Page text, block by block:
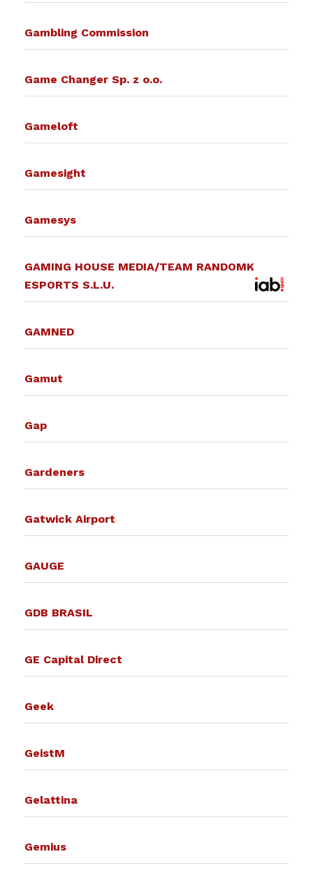
Gambling Commission
Game Changer Sp. z o.o.
Gameloft
Gamesight
Gamesys
GAMING HOUSE MEDIA/TEAM RANDOMK
ESPORTS S.L.U.
GAMNED
Gamut
Gap
Gardeners
Gatwick Airport
GAUGE
GDB BRASIL
GE Capital Direct
Geek
GeistM
Gelattina
Gemius